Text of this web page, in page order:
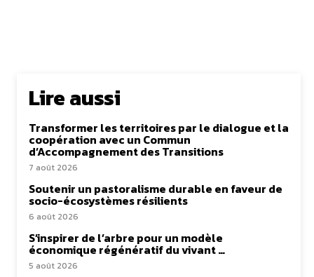
Lire aussi
Transformer les territoires par le dialogue et la
coopération avec un Commun
d’Accompagnement des Transitions
7 août 2026
Soutenir un pastoralisme durable en faveur de
socio-écosystèmes résilients
6 août 2026
S’inspirer de l’arbre pour un modèle
économique régénératif du vivant …
5 août 2026